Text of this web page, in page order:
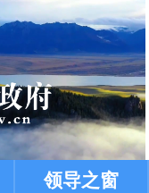
领导之窗